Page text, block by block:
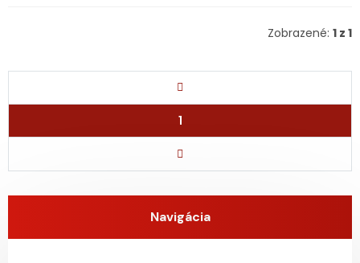
Zobrazené: 1 z 1
1
Navigácia